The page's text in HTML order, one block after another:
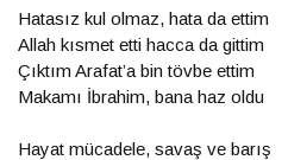
Hatasız kul olmaz, hata da ettim
Allah kısmet etti hacca da gittim
Çıktım Arafat’a bin tövbe ettim
Makamı İbrahim, bana haz oldu
Hayat mücadele, savaş ve barış